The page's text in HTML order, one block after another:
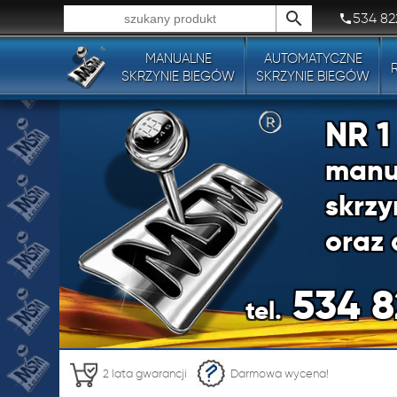
Wszystkie typy produktów!
534
MANUALNE
SKRZYNIE BIEGÓW
AUTOMATYCZNE
SKRZYNIE BIEGÓW
tel.534
NR
oraz
NR
2 lata gwarancji Darmowa wycena!